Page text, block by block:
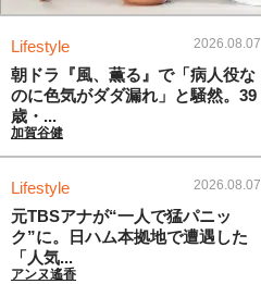
Lifestyle 2026.08.07
朝ドラ『風、薫る』で「病人役な
のに色気がダダ漏れ」と騒然。39
歳・...
加賀谷健
Lifestyle 2026.08.07
元TBSアナが“一人で猛パニッ
ク”に。日ハム本拠地で遭遇した
「人気...
アンヌ遙香